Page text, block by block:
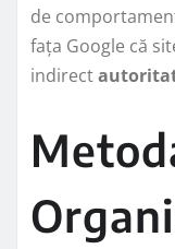
de
fața Google că
indirect